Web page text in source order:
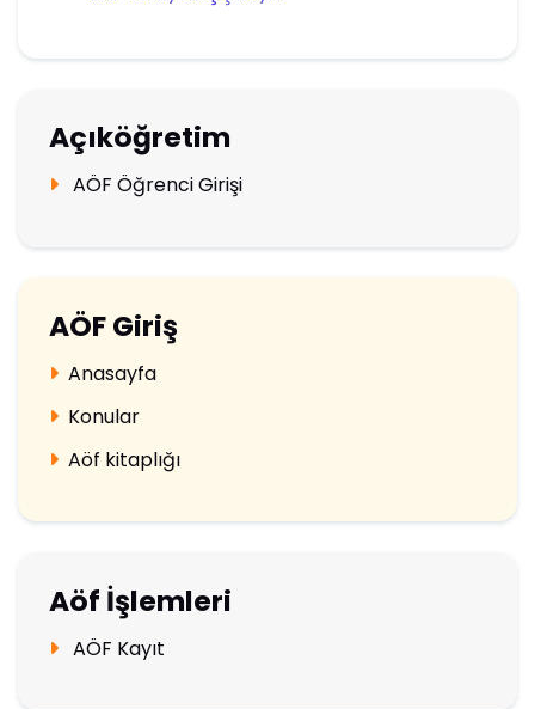
Açıköğretim
AÖF Öğrenci Girişi
AÖF Giriş
Anasayfa
Konular
Aöf kitaplığı
Aöf İşlemleri
AÖF Kayıt